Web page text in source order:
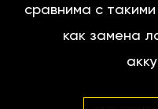
сравнима с
как замена